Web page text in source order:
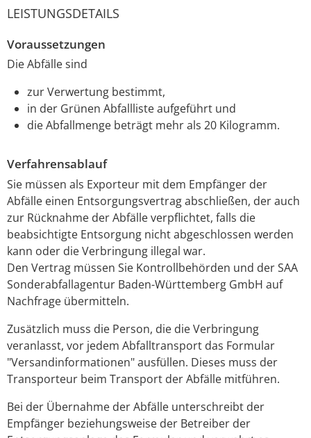
LEISTUNGSDETAILS
Voraussetzungen
Die Abfälle sind
zur Verwertung bestimmt,
in der Grünen Abfallliste aufgeführt und
die Abfallmenge beträgt mehr als 20 Kilogramm.
Verfahrensablauf
Sie müssen als Exporteur mit dem Empfänger der
Abfälle einen Entsorgungsvertrag abschließen, der auch
zur Rücknahme der Abfälle verpflichtet, falls die
beabsichtigte Entsorgung nicht abgeschlossen werden
kann oder die Verbringung illegal war.
Den Vertrag müssen Sie Kontrollbehörden und der SAA
Sonderabfallagentur Baden-Württemberg GmbH auf
Nachfrage übermitteln.
Zusätzlich muss die Person, die die Verbringung
veranlasst, vor jedem Abfalltransport das Formular
"Versandinformationen" ausfüllen. Dieses muss der
Transporteur beim Transport der Abfälle mitführen.
Bei der Übernahme der Abfälle unterschreibt der
Empfänger beziehungsweise der Betreiber der